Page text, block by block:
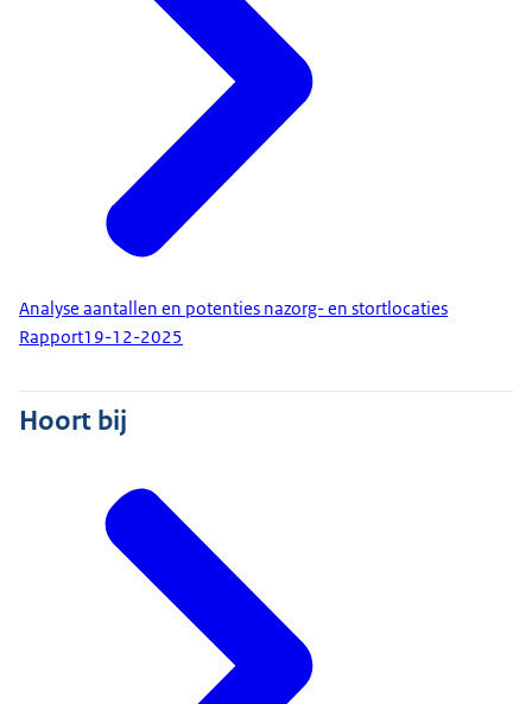
Analyse aantallen en potenties nazorg- en stortlocaties
Rapport19-12-2025
Hoort bij